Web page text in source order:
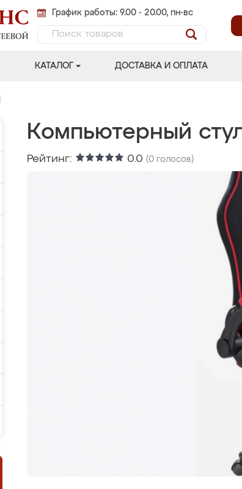
График работы: 9.00 - 20.00, пн-вс
КАТАЛОГ ДОСТАВКА И ОПЛАТА
Компьютерный
Рейтинг: 0.0 (0 голосов)